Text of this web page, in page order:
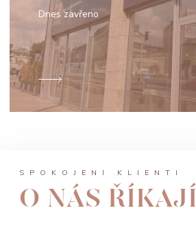
Dnes zavřeno
SPOKOJENÍ KLIENTI
O NÁS ŘÍKAJÍ